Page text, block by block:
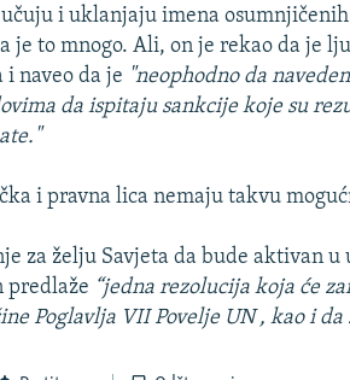
i uklanjaju imena
je to mnogo. Ali, on je rekao da je
i naveo da je "neophodno da
da ispitaju sankcije koje su
i pravna lica nemaju takvu
za želju Savjeta da bude aktivan
predlaže “jedna rezolucija koja će
Poglavlja VII Povelje UN , kao i